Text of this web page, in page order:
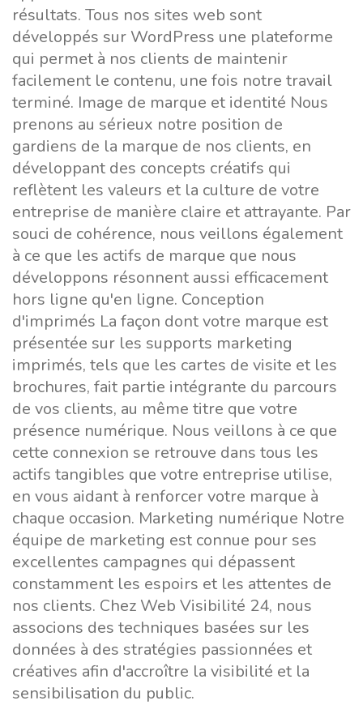
résultats. Tous nos sites web sont
développés sur WordPress une plateforme
qui permet à nos clients de maintenir
facilement le contenu, une fois notre travail
terminé. Image de marque et identité Nous
prenons au sérieux notre position de
gardiens de la marque de nos clients, en
développant des concepts créatifs qui
reflètent les valeurs et la culture de votre
entreprise de manière claire et attrayante. Par
souci de cohérence, nous veillons également
à ce que les actifs de marque que nous
développons résonnent aussi efficacement
hors ligne qu'en ligne. Conception
d'imprimés La façon dont votre marque est
présentée sur les supports marketing
imprimés, tels que les cartes de visite et les
brochures, fait partie intégrante du parcours
de vos clients, au même titre que votre
présence numérique. Nous veillons à ce que
cette connexion se retrouve dans tous les
actifs tangibles que votre entreprise utilise,
en vous aidant à renforcer votre marque à
chaque occasion. Marketing numérique Notre
équipe de marketing est connue pour ses
excellentes campagnes qui dépassent
constamment les espoirs et les attentes de
nos clients. Chez Web Visibilité 24, nous
associons des techniques basées sur les
données à des stratégies passionnées et
créatives afin d'accroître la visibilité et la
sensibilisation du public.